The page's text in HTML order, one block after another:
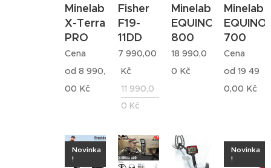
Minelab
X-Terra
PRO
Cena
od8 990,
00 Kč
Fisher
F19-
11DD
7 990,00
Kč
11 990,0
0 Kč
Minelab
EQUINOX
800
18 990,0
0 Kč
Minelab
700
Cena
od19 49
0,00 Kč
Novinka
!
Novinka
!